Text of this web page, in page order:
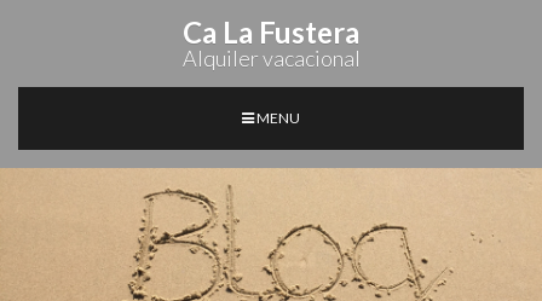
Ca La Fustera
Alquiler vacacional
MENU